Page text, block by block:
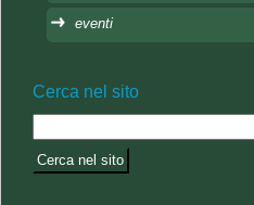
eventi
Cerca nel sito